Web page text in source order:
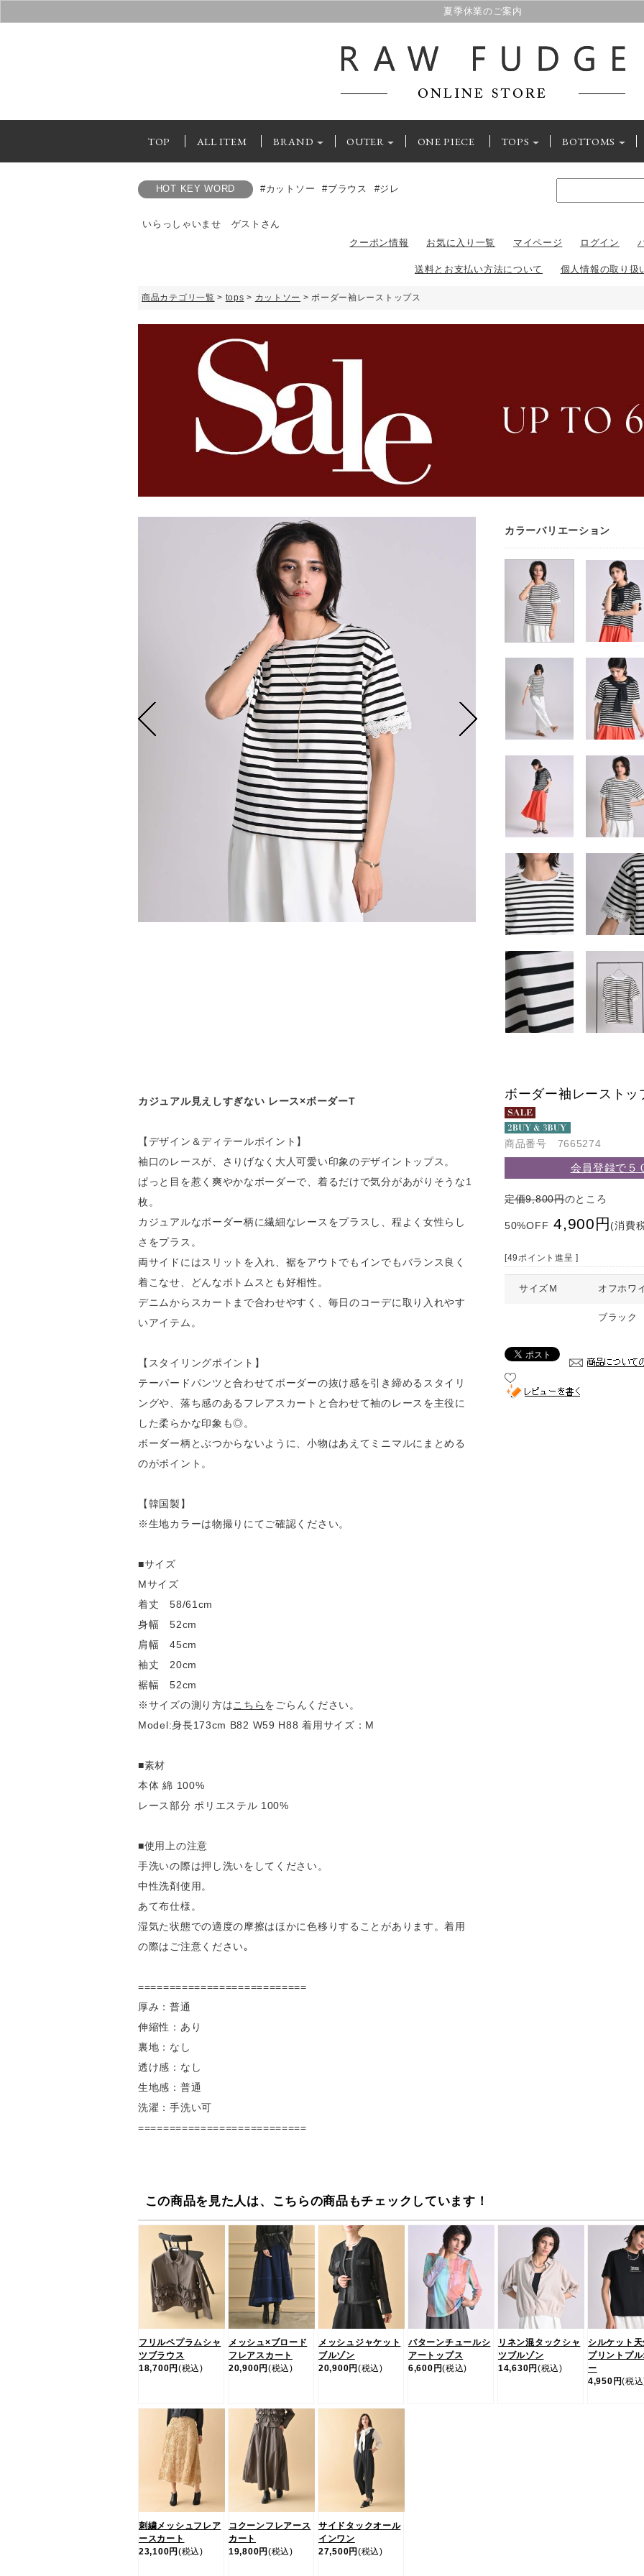
新規登録で500ポイントプレゼント
TOP ALL ITEM BRAND OUTER ONE PIECE TOPS BOTTOMS
HOT KEY WORD #カットソー #ブラウス #ジレ
いらっしゃいませ ゲストさん
クーポン情報
お気に入り一覧 マイページ ログイン
送料とお支払い方法について 個人情報の取り扱
商品カテゴリ一覧 > tops > カットソー > ボーダー袖レーストップス
カラーバリエーション
カジュアル見えしすぎない レース×ボーダーT
【デザイン＆ディテールポイント】
袖口のレースが、さりげなく大人可愛い印象のデザイントップス。
ぱっと目を惹く爽やかなボーダーで、着るだけで気分があがりそうな1
枚。
カジュアルなボーダー柄に繊細なレースをプラスし、程よく女性らし
さをプラス。
両サイドにはスリットを入れ、裾をアウトでもインでもバランス良く
着こなせ、どんなボトムスとも好相性。
デニムからスカートまで合わせやすく、毎日のコーデに取り入れやす
いアイテム。
【スタイリングポイント】
テーパードパンツと合わせてボーダーの抜け感を引き締めるスタイリ
ングや、落ち感のあるフレアスカートと合わせて袖のレースを主役に
した柔らかな印象も◎。
ボーダー柄とぶつからないように、小物はあえてミニマルにまとめる
のがポイント。
【韓国製】
※生地カラーは物撮りにてご確認ください。
■サイズ
Mサイズ
着丈 58/61cm
身幅 52cm
肩幅 45cm
袖丈 20cm
裾幅 52cm
※サイズの測り方はこちらをごらんください。
Model:身長173cm B82 W59 H88 着用サイズ：M
■素材
本体 綿 100%
レース部分 ポリエステル 100%
■使用上の注意
手洗いの際は押し洗いをしてください。
中性洗剤使用。
あて布仕様。
湿気た状態での適度の摩擦はほかに色移りすることがあります。着用
の際はご注意ください｡
===========================
厚み：普通
伸縮性：あり
裏地：なし
透け感：なし
生地感：普通
洗濯：手洗い可
===========================
ボーダー袖レーストッ
商品番号 7665274
会員登録で５
定価9,800円のところ
50%OFF 4,900円(消費
[49ポイント進呈 ]
サイズＭ オフホワ
ブラック
この商品を見た人は、こちらの商品もチェックしています！
フリルペプラムシャ
ツブラウス
18,700円 (税込)
メッシュ×ブロード
フレアスカート
20,900円 (税込)
メッシュジャケット
ブルゾン
20,900円 (税込)
パターンチュールシ
アートップス
6,600円(税込)
リネン混タックシャ
ツブルゾン
14,630円 (税込)
シルケット
プリントプ
ー
4,950円(税
刺繍メッシュフレア
ースカート
23,100円 (税込)
コクーンフレアース
カート
19,800円 (税込)
サイドタックオール
インワン
27,500円 (税込)